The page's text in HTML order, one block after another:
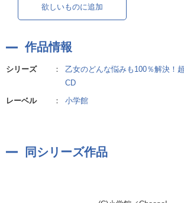
欲しいものに追加
作品情報
シリーズ ：
乙女のどんな悩みも100％解決！
CD
レーベル
： 小学館
同シリーズ作品